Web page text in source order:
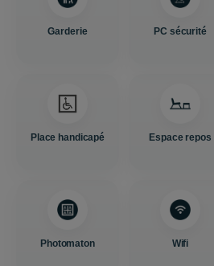
Garderie PC sécurité
Place handicapé Espace repos
Photomaton Wifi